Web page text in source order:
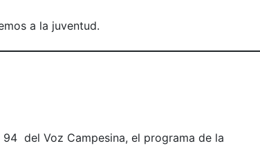
a la juventud.
del Voz Campesina, el programa de la